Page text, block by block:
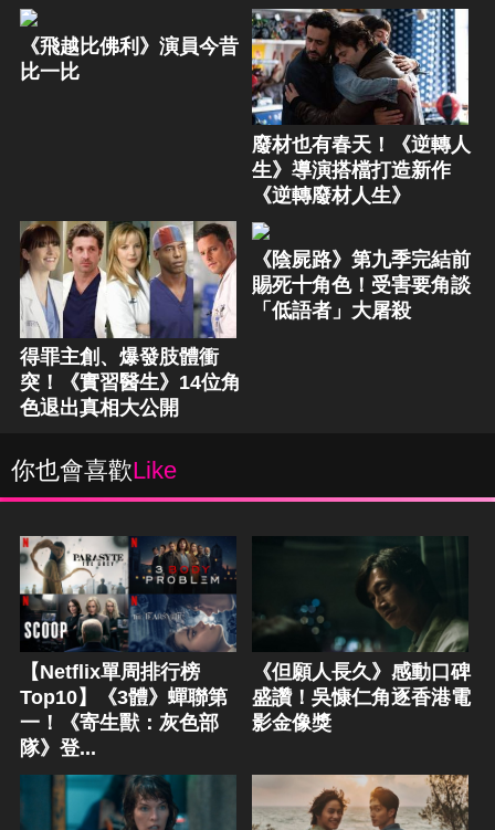
《飛越比佛利》演員今昔
比一比
廢材也有春天！《逆轉人
生》導演搭檔打造新作
《逆轉廢材人生》
得罪主創、爆發肢體衝
突！《實習醫生》14位角
色退出真相大公開
《陰屍路》第九季完結前
賜死十角色！受害要角談
「低語者」大屠殺
你也會喜歡Like
【Netflix單周排行榜
Top10】《3體》蟬聯第
一！《寄生獸：灰色部
隊》登...
《但願人長久》感動口碑
盛讚！吳慷仁角逐香港電
影金像獎